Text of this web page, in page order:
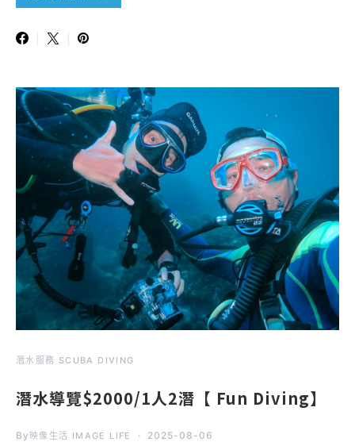
潛水服務 SCUBA DIVING
潛水導覽$2000/1人2潛【 Fun Diving】
By 映像生活 IMAGE LIFE 2025-08-06